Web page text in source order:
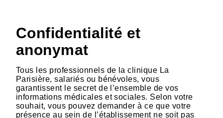
Confidentialité et
anonymat
Tous les professionnels de la clinique La
Parisière, salariés ou bénévoles, vous
garantissent le secret de l’ensemble de vos
informations médicales et sociales. Selon votre
souhait, vous pouvez demander à ce que votre
présence au sein de l’établissement ne soit pas